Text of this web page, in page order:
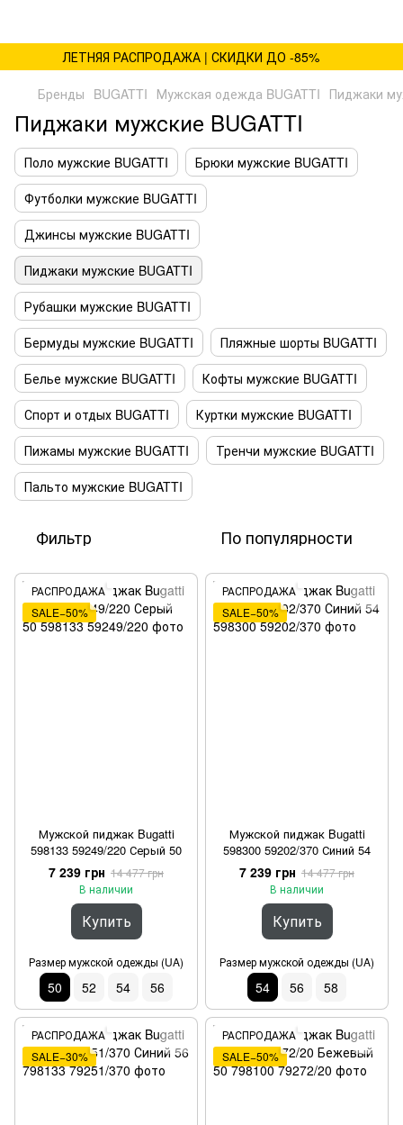
ЛЕТНЯЯ РАСПРОДАЖА | СКИДКИ ДО -85%
Бренды BUGATTI Мужская одежда BUGATTI Пиджаки
Пиджаки мужские BUGATTI
Поло мужские BUGATTI
Брюки мужские BUGATTI
Футболки мужские BUGATTI
Джинсы мужские BUGATTI
Пиджаки мужские BUGATTI
Рубашки мужские BUGATTI
Бермуды мужские BUGATTI
Пляжные шорты BUGATTI
Белье мужские BUGATTI
Кофты мужские BUGATTI
Спорт и отдых BUGATTI
Куртки мужские BUGATTI
Пижамы мужские BUGATTI
Тренчи мужские BUGATTI
Пальто мужские BUGATTI
Фильтр По популярности
РАСПРОДАЖА
SALE−50%
Мужской пиджак Bugatti
598133 59249/220 Серый 50
7 239 грн 14 477 грн
В наличии
Купить
Размер мужской одежды (UA)
50 52 54 56
РАСПРОДАЖА
SALE−50%
Мужской пиджак Bugatti
598300 59202/370 Синий 54
7 239 грн 14 477 грн
В наличии
Купить
Размер мужской одежды (UA)
54 56 58
РАСПРОДАЖА
SALE−30%
РАСПРОДАЖА
SALE−50%